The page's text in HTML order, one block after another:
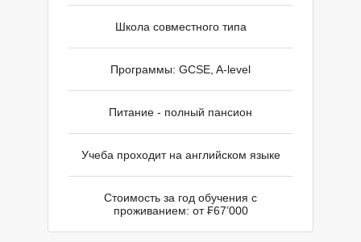
Школа совместного типа
Программы: GCSE, A-level
Питание - полный пансион
Учеба проходит на английском языке
Стоимость за год обучения с
проживанием: от ₣67’000